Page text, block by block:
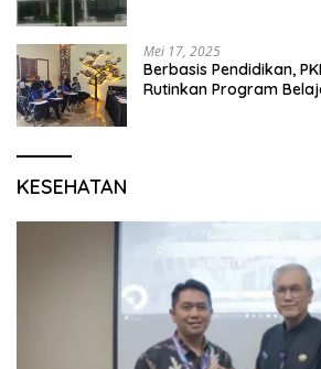
Mei 17, 2025
Berbasis Pendidikan,
Rutinkan Program
KESEHATAN